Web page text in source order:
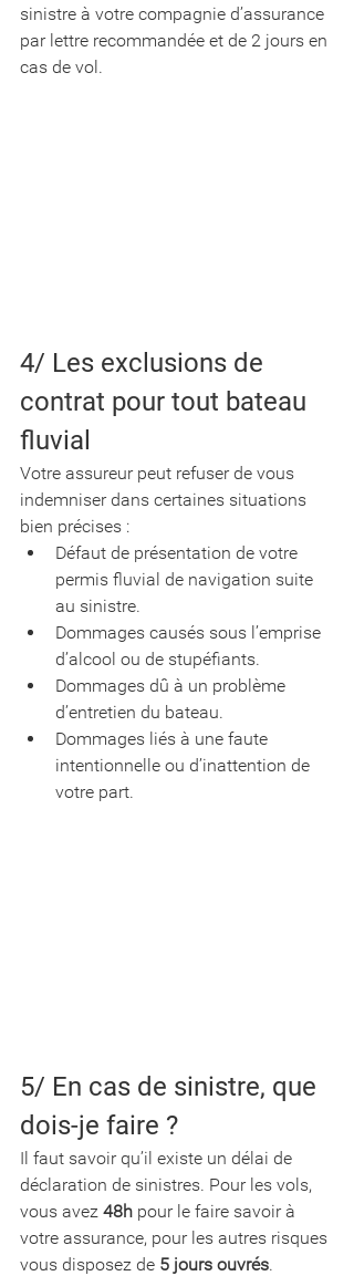
sinistre à votre compagnie d’assurance
par lettre recommandée et de 2 jours en
cas de vol.
4/ Les exclusions de
contrat pour tout bateau
fluvial
Votre assureur peut refuser de vous
indemniser dans certaines situations
bien précises :
Défaut de présentation de votre
permis fluvial de navigation suite
au sinistre.
Dommages causés sous l’emprise
d’alcool ou de stupéfiants.
Dommages dû à un problème
d’entretien du bateau.
Dommages liés à une faute
intentionnelle ou d’inattention de
votre part.
5/ En cas de sinistre, que
dois-je faire ?
Il faut savoir qu’il existe un délai de
déclaration de sinistres. Pour les vols,
vous avez 48h pour le faire savoir à
votre assurance, pour les autres risques
vous disposez de 5 jours ouvrés.